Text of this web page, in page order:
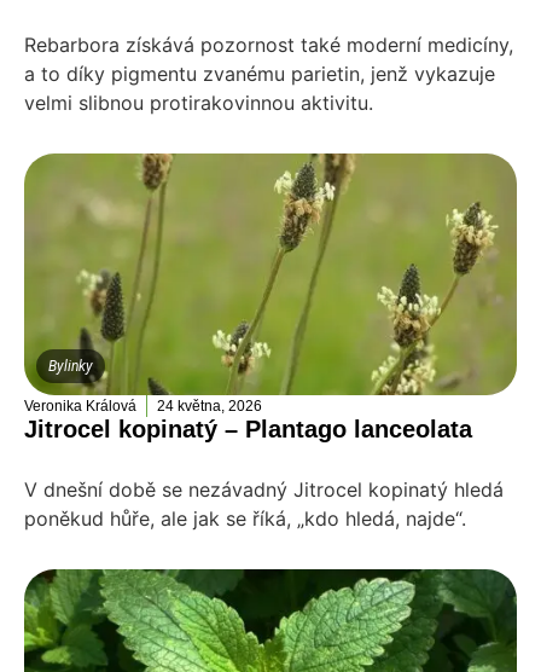
Rebarbora získává pozornost také moderní medicíny,
a to díky pigmentu zvanému parietin, jenž vykazuje
velmi slibnou protirakovinnou aktivitu.
Bylinky
Veronika Králová 24 května, 2026
Jitrocel kopinatý – Plantago lanceolata
V dnešní době se nezávadný Jitrocel kopinatý hledá
poněkud hůře, ale jak se říká, „kdo hledá, najde“.